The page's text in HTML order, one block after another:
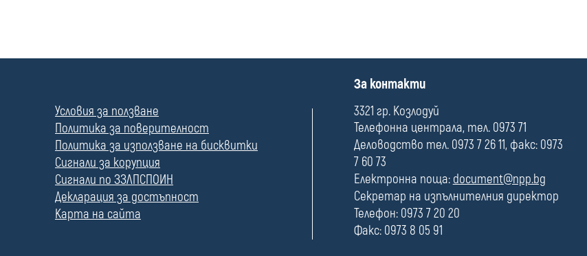
л
е
Условия за ползване
Политика за поверителност
Политика за използване на бисквитки
Сигнали за корупция
Сигнали по ЗЗЛПСПОИН
Декларация за достъпност
Карта на сайта
П
л
е
За контакти
3321 гр. Козлодуй
Телефонна централа, тел. 0973 71
Деловодство тел. 0973 7 26 11, факс: 0973
7 60 73
Електронна поща: document@npp.bg
Секретар на изпълнителния директор
Телефон: 0973 7 20 20
Факс: 0973 8 05 91